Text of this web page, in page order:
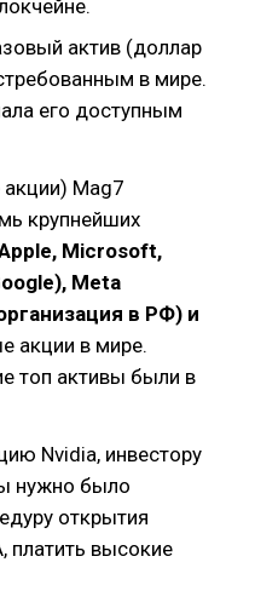
актив (доллар
в мире.
его доступным
Mag7
крупнейших
Microsoft,
Meta
в РФ) и
акции в мире.
топ активы были в
Nvidia, инвестору
нужно было
открытия
платить высокие